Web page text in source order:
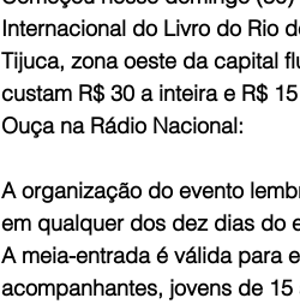
Internacional do Livro do Rio
Tijuca, zona oeste da capital
custam R$ 30 a inteira e R$
Ouça na Rádio Nacional:
A organização do evento
em qualquer dos dez dias do
A meia-entrada é válida para
acompanhantes, jovens de